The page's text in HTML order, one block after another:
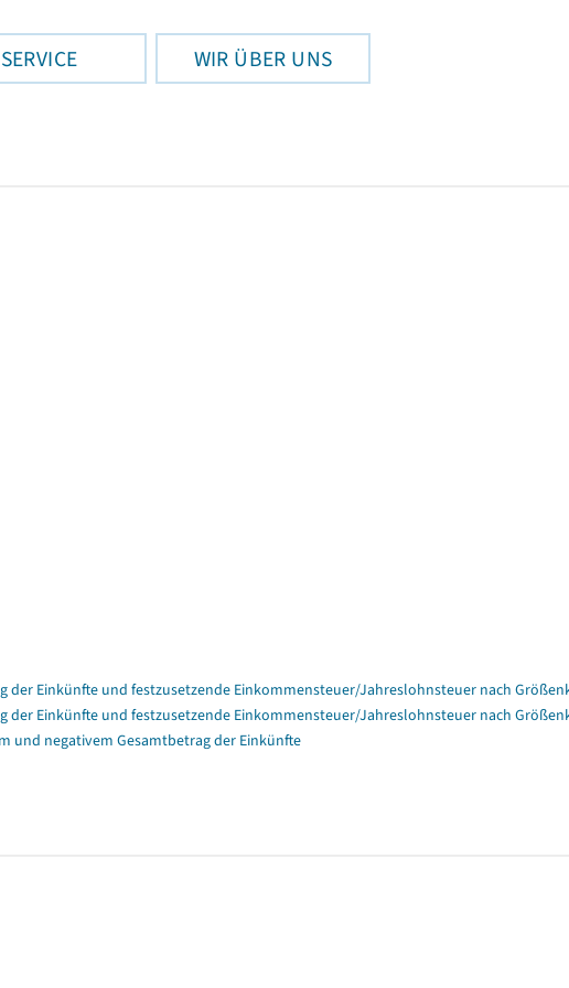
SERVICE WIR ÜBER UNS
Einkünfte und festzusetzende Einkommensteuer/Jahreslohnsteuer nach
Einkünfte und festzusetzende Einkommensteuer/Jahreslohnsteuer nach
und negativem Gesamtbetrag der Einkünfte